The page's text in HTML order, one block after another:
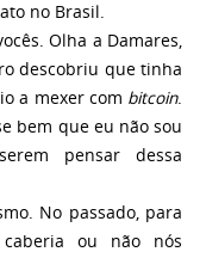
no Brasil.
Olha a Damares,
descobriu que tinha
a mexer com bitcoin.
bem que eu não sou
pensar dessa
No passado, para
ou não nós